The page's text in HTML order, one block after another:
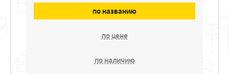
по названию
по цене
по наличию